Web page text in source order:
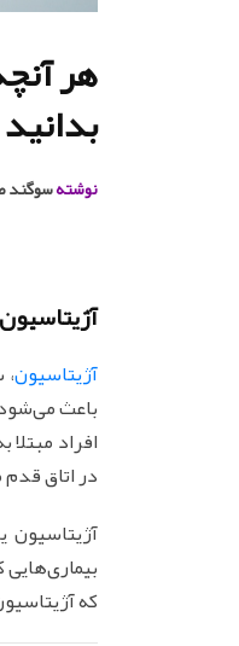
هر
بدانید
نوشته
آژیتاسیون
باعث
افراد
در اتاق
آژیتاسیون
که